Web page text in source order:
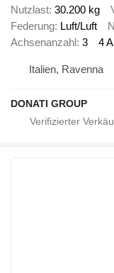
Nutzlast 30.200 kg
Federung Luft/Luft
Achsenanzahl 3 4
Italien, Ravenna
DONATI GROUP